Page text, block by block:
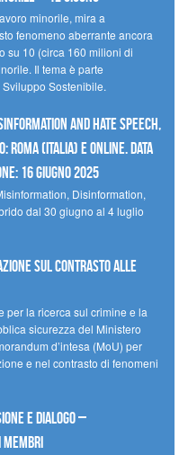
minorile, mira a
fenomeno aberrante ancora
su 10 (circa 160 milioni di
Il tema è parte
Sviluppo Sostenibile.
and Hate Speech,
Roma (Italia) e online. Data
16 giugno 2025
Disinformation,
dal 30 giugno al 4 luglio
sul contrasto alle
per la ricerca sul crimine e la
sicurezza del Ministero
d’intesa (MoU) per
e nel contrasto di fenomeni
e dialogo –